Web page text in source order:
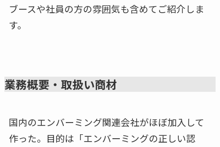
ブースや社員の方の雰囲気も含めてご紹介しま
す。
業務概要・取扱い商材
国内のエンバーミング関連会社がほぼ加入して
作った。目的は「エンバーミングの正しい認